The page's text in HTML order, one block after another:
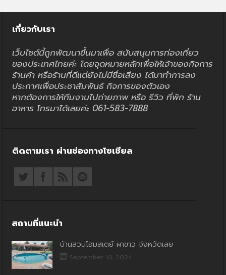
เกี่ยวกับเรา
เว็บไซต์นี้ถูกพัฒนาขึ้นมาเพื่อ สนับสนุนการท่องเที่ยว
ของประเทศไทยค่ะ โดยจุดหมายหลักเพื่อให้เจ้าของกิจการ
ร้านค้า หรือร้านที่ดีแต่ยังไม่มีชื่อเสียง ได้มาทำการลง
ประกาศเพื่อประชาสัมพันธ์ กิจการของตัวเอง
หากต้องการให้ทีมงานไปถ่ายภาพ หรือ รีวิว ที่พัก ร้าน
อาหาร โทรมาได้เลยค่ะ 061-583-7888
ติดตามเรา ผ่านช่องทางโซเชียล
สถานที่แนะนำ
บ้านสวนโฮมสเตย์ ผาขาว จังหวัดเลย
September 10, 2024